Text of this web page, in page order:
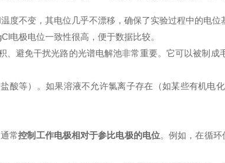
度不变，其电位几乎不漂移，确保了实验过程中的电位
电极电位一致性很高，便于数据比较。
、避免干扰光路的光谱电解池非常重要。它可以被制
酸等）。如果溶液不允许氯离子存在（如某些有机
常控制工作电极相对于参比电极的电位。例如，在循